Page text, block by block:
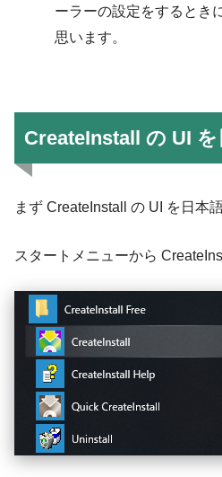
ーラーの設定をするとき
思います。
CreateInstall の UI を
まず CreateInstall の UI を日本
スタートメニューから